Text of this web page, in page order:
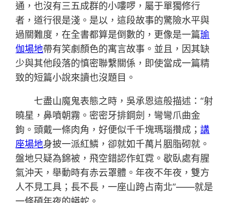
通，也沒有三五成群的小嘍啰，屬于單獨修行
者，道行很是淺。是以，這段故事的驚險水平與
過關難度，在全書都算是倒數的，更像是一篇瑜
伽場地帶有笑劇顏色的寓言故事。並且，因其缺
少與其他段落的慎密聯繫關係，即使當成一篇精
致的短篇小說來讀也沒題目。
七盡山魔鬼表態之時，吳承恩這般描述：“射
曉星，鼻噴朝霧。密密牙排鋼劍，彎彎爪曲金
鉤。頭戴一條肉角，好便似千千塊瑪瑙攢成；講
座場地身披一派紅鱗，卻就如千萬片胭脂砌就。
盤地只疑為錦被，飛空錯認作虹霓。歇臥處有腥
氣沖天，舉動時有赤云罩體。年夜不年夜，雙方
人不見工具；長不長，一座山跨占南北”——就是